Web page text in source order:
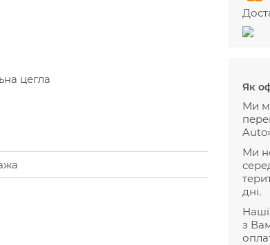
цегла
Як
Ми
Ми
дні.
з